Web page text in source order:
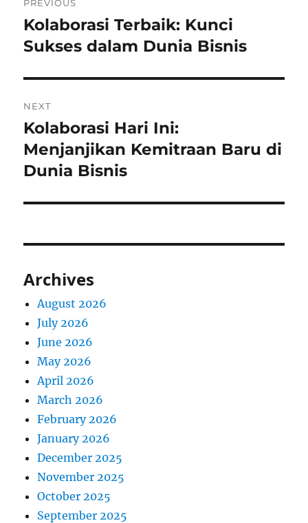
navigation
PREVIOUS
Previous
post:
Kolaborasi Terbaik: Kunci
Sukses dalam Dunia Bisnis
NEXT
Next
post:
Kolaborasi Hari Ini:
Menjanjikan Kemitraan Baru di
Dunia Bisnis
Archives
August 2026
July 2026
June 2026
May 2026
April 2026
March 2026
February 2026
January 2026
December 2025
November 2025
October 2025
September 2025